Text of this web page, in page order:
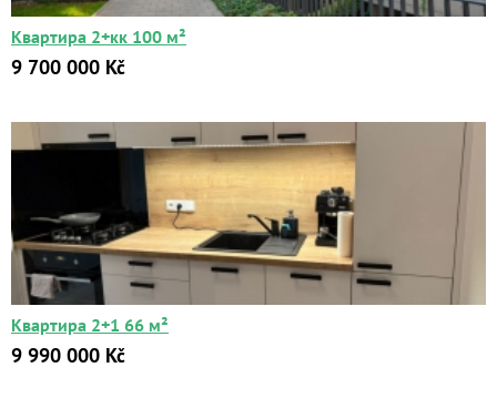
Коммерческие объекты
Город:
Площадь:
Цена:
от
до
Квартира 2+кк 100 м²
9 700 000 Kč
Квартира 2+1 66 м²
9 990 000 Kč